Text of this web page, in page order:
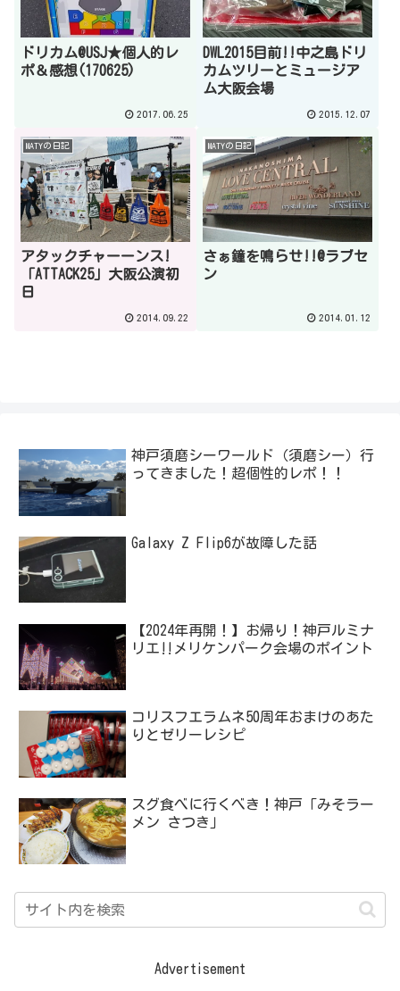
ドリカム@USJ★個人的レ
ポ＆感想(170625)
2017.06.25
DWL2015目前!!中之島ドリ
カムツリーとミュージア
ム大阪会場
2015.12.07
MATYの日記
アタックチャーーンス!
「ATTACK25」大阪公演初
日
2014.09.22
MATYの日記
さぁ鐘を鳴らせ!!@ラブセ
ン
2014.01.12
神戸須磨シーワールド（須磨シー）行
ってきました！超個性的レポ！！
Galaxy Z Flip6が故障した話
【2024年再開！】お帰り！神戸ルミナ
リエ‼メリケンパーク会場のポイント
コリスフエラムネ50周年おまけのあた
りとゼリーレシピ
スグ食べに行くべき！神戸「みそラー
メン さつき」
Advertisement